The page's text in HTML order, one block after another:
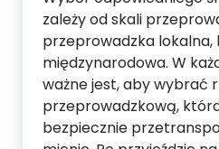
zależy od skali
przeprowadzka lokalna,
międzynarodowa. W
ważne jest, aby wybrać
przeprowadzkową,
bezpiecznie